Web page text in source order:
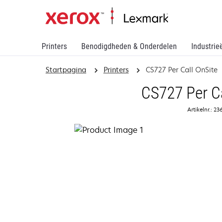
Printers Benodigdheden & Onderdelen
Startpagina Printers CS727 Per Call OnSite
CS727 Per
Artikelnr.: